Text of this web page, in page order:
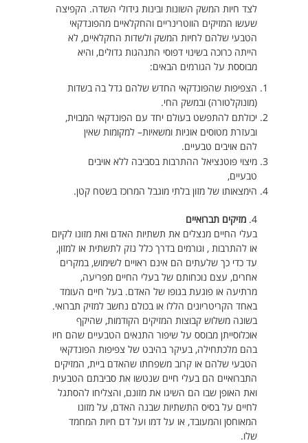
לצד חיות המשק השונות ובינות גידולי השדה. הקפיצה
שעשו המזיקים הווטרינריים והחקלאיים מהפונדקאי
הטבעי שלהם לחיות המשק ולשדות החקלאיים, לא
הייתה כרוכה בשינוי דפוסי התנהגות גדולים, והיא
מבוססת על הגורמים הבאים:
הצפיפות שהפונדקאי החדש שלהם גדל בה בשדות
(מונוקלטורה) ובמשק החי.
יכולתם להתפשט בעולם יחד עם הפונדקאי המבוית,
ובעזרת מטוסים אוניות ומשאיות– למקומות שאין
להם אויבים טבעיים.
מיצוי פוטנציאל ההתרבות בסביבה ללא אויבים
טבעיים,
הימצאותו של מזון בלתי מוגבל המרוכז בשטח קטן.
4. מזיקים תברואיים
בעלי החיים מנצלים את תשתיות האדם ואת מזונו לקיום
או להתרבות , וגורמים בדרך כלל נזק לתשתית או למזון,
עד כדי כך שלעתים הם אינם ראויים לשימוש, במקרים
אחרים, עצם נוכחותם של בעלי החיים מפריעה,
מרתיעה או פוגעת בגופו של האדם. בעל חיים העומד
באחד הקריטריונים הללו או בכולם נחשב למזיק תברואי.
בשונה משלוש קבוצות המזיקים הקודמות, שהיקף
אוכלוסייתן מבוסס על שיפור התנאים הטבעיים שהם חיו
בהם מלכתחילה, בעיקר בהיבט של צפיפות הפונדקאי
הטבעי שלהם או קרוב משפחתו שהאדם ביית, המזיקים
התברואיים הם בעלי חיים שנטשו את סביבתם הטבעית
ואת האופן שבו הם השיגו את מזונם, והצליחו להסתגל
לחיים על בסיס התשתיות שבנה האדם, על מזונו
המאוחסן והמעובד, או על דמו ועל דם חיות המחמד
שלו.